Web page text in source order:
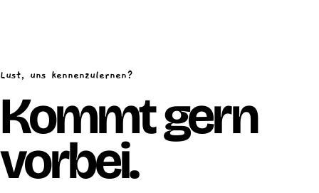
Lust, uns kennenzulernen?
Kommt gern
vorbei.